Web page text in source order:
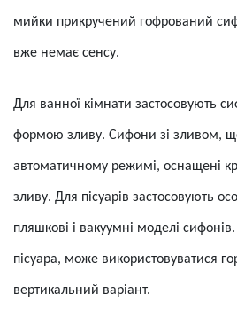
мийки прикручений гофрований
вже немає сенсу.
Для ванної кімнати застосовують
формою зливу. Сифони зі зливом,
автоматичному режимі, оснащені
зливу. Для пісуарів застосовують
пляшкові і вакуумні моделі
пісуара, може використовуватися
вертикальний варіант.